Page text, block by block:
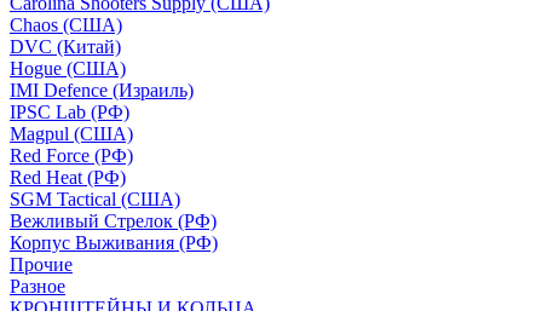
Chaos (США)
DVC (Китай)
Hogue (США)
IMI Defence (Израиль)
IPSC Lab (РФ)
Magpul (США)
Red Force (РФ)
Red Heat (РФ)
SGM Tactical (США)
Вежливый Стрелок (РФ)
Корпус Выживания (РФ)
Прочие
Разное